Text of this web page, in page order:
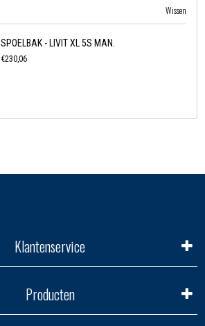
Wissen
SPOELBAK - LIVIT XL 5S MAN.
€230,06
Klantenservice
Producten